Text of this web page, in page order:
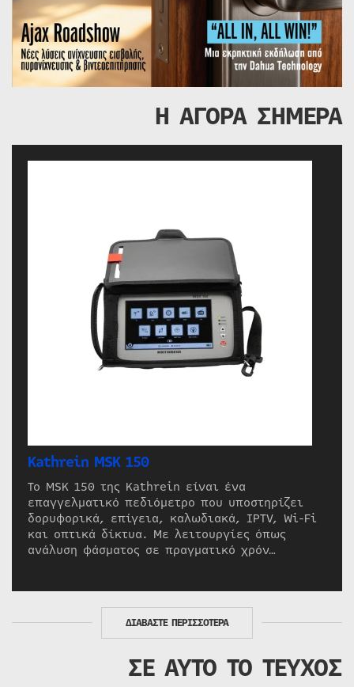
Η ΑΓΟΡΑ ΣΗΜΕΡΑ
Kathrein MSK 150
Το MSK 150 της Kathrein είναι ένα
επαγγελματικό πεδιόμετρο που υποστηρίζει
δορυφορικά, επίγεια, καλωδιακά, IPTV, Wi-Fi
και οπτικά δίκτυα. Με λειτουργίες όπως
ανάλυση φάσματος σε πραγματικό χρόν…
ΔΙΑΒΑΣΤΕ ΠΕΡΙΣΣΟΤΕΡΑ
ΣΕ ΑΥΤΟ ΤΟ ΤΕΥΧΟΣ